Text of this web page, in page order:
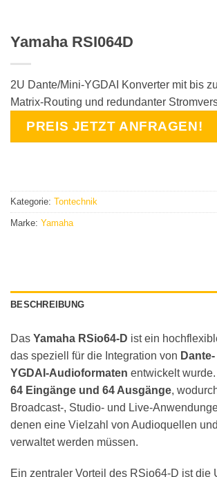
Yamaha RSI064D
2U Dante/Mini-YGDAI Konverter mit bis
Matrix-Routing und redundanter
PREIS JETZT ANFRAGEN!
Kategorie: Tontechnik
Marke: Yamaha
BESCHREIBUNG
Das Yamaha RSio64-D ist ein
das speziell für die Integration von
YGDAI-Audioformaten entwickelt
64 Eingänge und 64 Ausgänge,
Broadcast-, Studio- und Live-
denen eine Vielzahl von Audioquellen
verwaltet werden müssen.
Ein zentraler Vorteil des RSio64-D ist die